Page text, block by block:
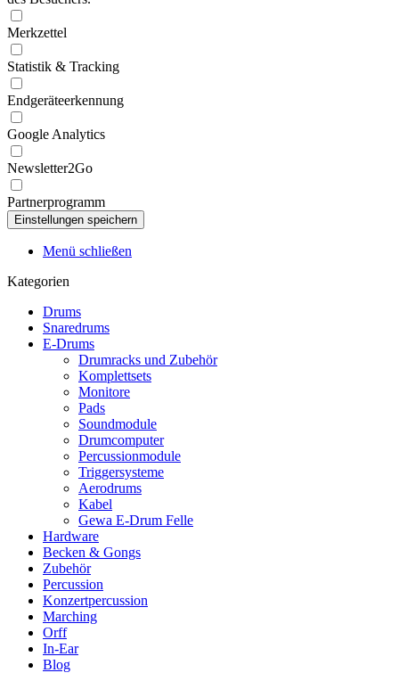
Merkzettel
Statistik & Tracking
Endgeräteerkennung
Google Analytics
Newsletter2Go
Partnerprogramm
Menü schließen
Kategorien
Drums
Snaredrums
E-Drums
Drumracks und Zubehör
Komplettsets
Monitore
Pads
Soundmodule
Drumcomputer
Percussionmodule
Triggersysteme
Aerodrums
Kabel
Gewa E-Drum Felle
Hardware
Becken & Gongs
Zubehör
Percussion
Konzertpercussion
Marching
Orff
In-Ear
Blog